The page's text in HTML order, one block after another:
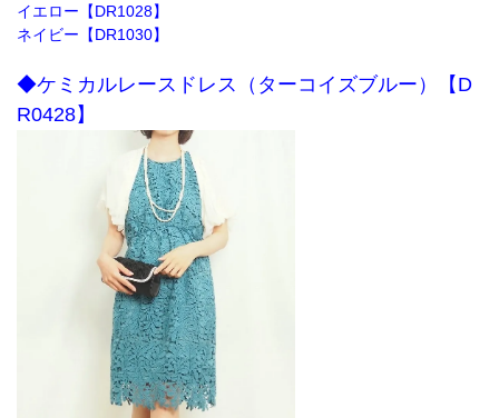
イエロー【DR1028】
ネイビー【DR1030】
◆ケミカルレースドレス（ターコイズブルー）【D
R0428】